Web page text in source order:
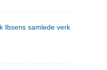
samlede verker. 2